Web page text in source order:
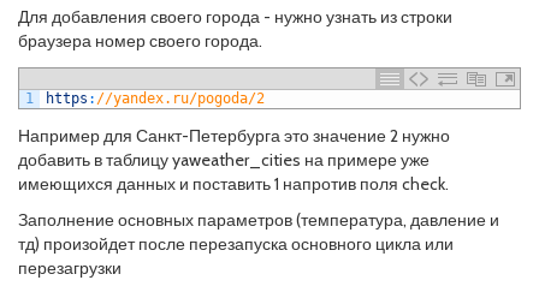
Для добавления своего города - нужно узнать из строки
браузера номер своего города.
1 https : //yandex.ru/pogoda/2
Например для Санкт-Петербурга это значение 2 нужно
добавить в таблицу yaweather_cities на примере уже
имеющихся данных и поставить 1 напротив поля check.
Заполнение основных параметров (температура, давление и
тд) произойдет после перезапуска основного цикла или
перезагрузки